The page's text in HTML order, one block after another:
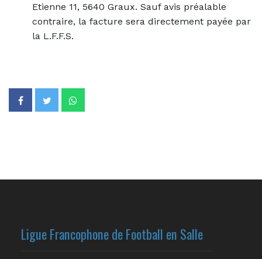
Etienne 11, 5640 Graux. Sauf avis préalable
contraire, la facture sera directement payée par
la L.F.F.S.
Ligue Francophone de Football en Salle